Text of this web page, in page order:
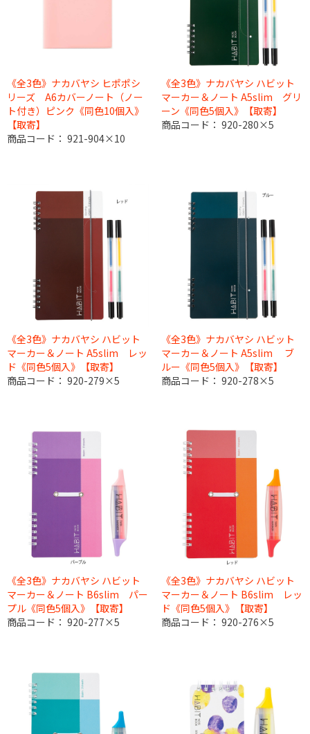
《全3色》ナカバヤシ ヒポポシ
リーズ A6カバーノート（ノー
ト付き）ピンク《同色10個入》
【取寄】
商品コード： 921-904×10
《全3色》ナカバヤシ ハビット
マーカー＆ノート A5slim グリ
ーン《同色5個入》【取寄】
商品コード： 920-280×5
《全3色》ナカバヤシ ハビット
マーカー＆ノート A5slim レッ
ド《同色5個入》【取寄】
商品コード： 920-279×5
《全3色》ナカバヤシ ハビット
マーカー＆ノート A5slim ブ
ルー《同色5個入》【取寄】
商品コード： 920-278×5
《全3色》ナカバヤシ ハビット
マーカー＆ノート B6slim パー
プル《同色5個入》【取寄】
商品コード： 920-277×5
《全3色》ナカバヤシ ハビット
マーカー＆ノート B6slim レッ
ド《同色5個入》【取寄】
商品コード： 920-276×5